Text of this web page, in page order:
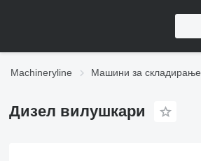
Machineryline Машини за складирање
Дизел вилушкари